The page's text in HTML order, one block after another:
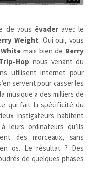
de vous évaderavec le
Weight. Oui oui, vous
mais bien de Berry
Trip-Hop nous venant du
utilisent internet pour
servent pour casser les
musique à des milliers de
qui fait la spécificité du
instigateurs habitent
leurs ordinateurs qu’ils
des morceaux, sans
os. Le résultat ? Des
de quelques phases